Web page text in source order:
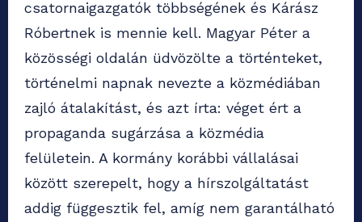
csatornaigazgatók többségének és Kárász
Róbertnek is mennie kell. Magyar Péter a
közösségi oldalán üdvözölte a történteket,
történelmi napnak nevezte a közmédiában
zajló átalakítást, és azt írta: véget ért a
propaganda sugárzása a közmédia
felületein. A kormány korábbi vállalásai
között szerepelt, hogy a hírszolgáltatást
addig függesztik fel, amíg nem garantálható